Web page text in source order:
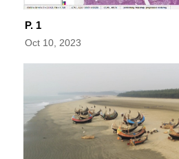
P. 1
Oct 10, 2023